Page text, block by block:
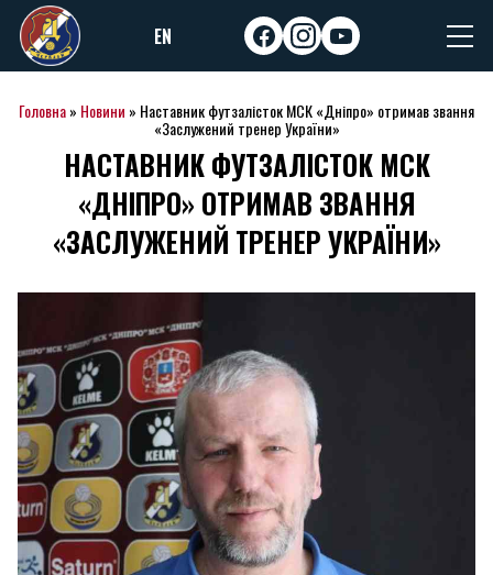
Skip
to
content
EN facebookinstagram
youtube
Головна» Новини » Наставник футзалісток МСК «Дніпро» отримав звання
«Заслужений тренер України»
НАСТАВНИК ФУТЗАЛІСТОК МСК
«ДНІПРО» ОТРИМАВ ЗВАННЯ
«ЗАСЛУЖЕНИЙ ТРЕНЕР УКРАЇНИ»